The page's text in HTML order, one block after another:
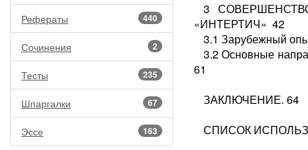
440
Рефераты
2
Сочинения
235
Тесты
67
Шпаргалки
163
Эссе
3
«ИНТЕРТИЧ» 42
3.1 Зарубежный
3.2 Основные
61
ЗАКЛЮЧЕНИЕ. 64
СПИСОК